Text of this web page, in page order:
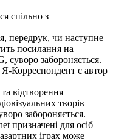
спільно з
передрук, чи наступне
посилання на
суворо забороняється.
Я-Корреспондент є автор
відтворення
творів
забороняється.
призначені для осіб
іграх може